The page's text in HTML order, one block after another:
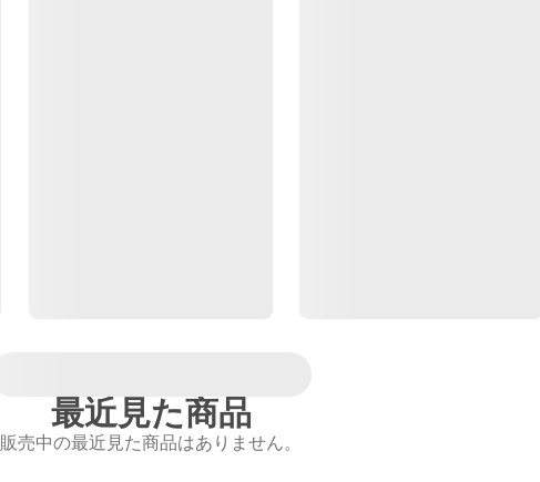
最近見た商品
販売中の最近見た商品はありません。